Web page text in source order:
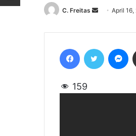
C. Freitas
Send
email
April 16,
159